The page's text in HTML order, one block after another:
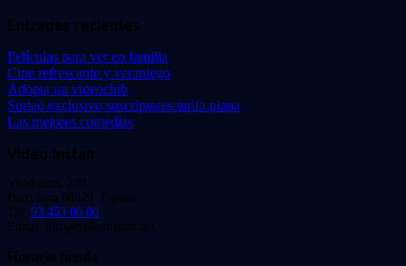
Entradas recientes
Películas para ver en familia
Cine refrescante y veraniego
Adopta un videoclub
Sorteo exclusivo suscriptores tarifa plana
Las mejores comedias
Video Instan
Viladomat, 239
Barcelona 08029. España.
Tel: 93 453 00 00
Email: info@videoinstan.net
Horario tienda